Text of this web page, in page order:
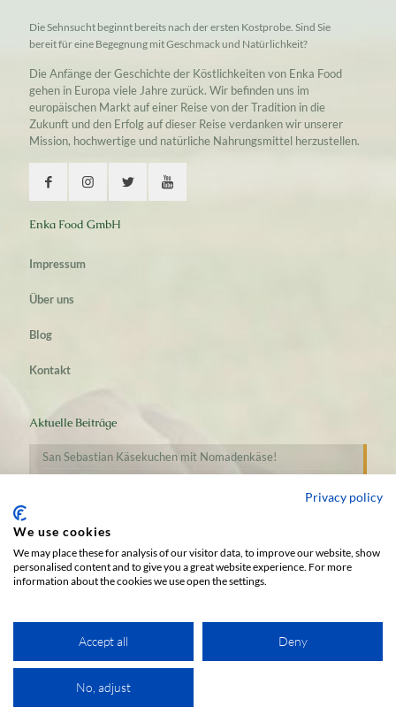
Die Sehnsucht beginnt bereits nach der ersten Kostprobe. Sind Sie
bereit für eine Begegnung mit Geschmack und Natürlichkeit?
Die Anfänge der Geschichte der Köstlichkeiten von Enka Food
gehen in Europa viele Jahre zurück. Wir befinden uns im
europäischen Markt auf einer Reise von der Tradition in die
Zukunft und den Erfolg auf dieser Reise verdanken wir unserer
Mission, hochwertige und natürliche Nahrungsmittel herzustellen.
Enka Food GmbH
Impressum
Über uns
Blog
Kontakt
Aktuelle Beiträge
San Sebastian Käsekuchen mit Nomadenkäse!
Privacy policy
We use cookies
We may place these for analysis of our visitor data, to improve our website, show
personalised content and to give you a great website experience. For more
information about the cookies we use open the settings.
Accept all Deny
No, adjust
Wir verwenden Cookies, um Ihnen die besten Erfahrungen auf
unserer Website zu geben.